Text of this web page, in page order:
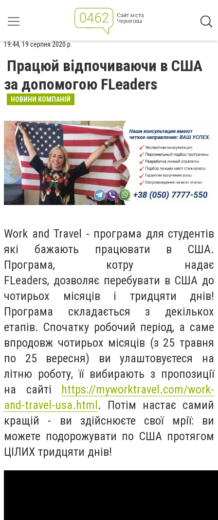
19:44, 19 серпня 2020 р.
Працюй відпочиваючи в США
за допомогою FLeaders
НОВИНИ КОМПАНІЙ
Work and Travel - програма для студентів
які бажають працювати в США.
Програма, котру надає
FLeaders, дозволяє перебувати в США до
чотирьох місяців і тридцяти днів!
Програма складається з декількох
етапів. Спочатку робочий період, а саме
впродовж чотирьох місяців (з 25 травня
по 25 вересня) ви улаштовуєтеся на
літню роботу, її вибирають з пропозиції
на сайті
https://myworktravel.com/work-
and-travel-usa.html . Потім настає самий
кращій - ви здійснюєте свої мрії: ви
можете подорожувати по США протягом
ЦІЛИХ тридцяти днів!